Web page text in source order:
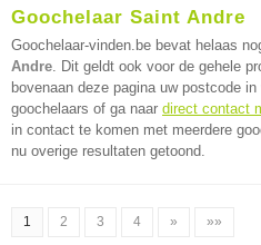
Goochelaar Saint Andre
Goochelaar-vinden.be bevat helaas
Andre. Dit geldt ook voor de gehele
bovenaan deze pagina uw postcode
goochelaars of ga naar direct contact
in contact te komen met meerdere
nu overige resultaten getoond.
1 2 3 4 » »»